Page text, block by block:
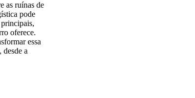
as ruínas de
pode
oferece.
essa
a